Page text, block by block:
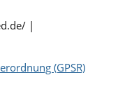
|
(GPSR)